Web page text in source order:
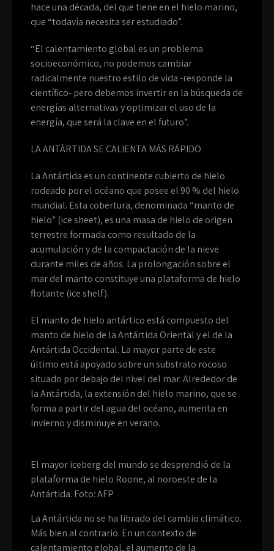
hace una década, del que tiene en el hielo marino,
que “todavía necesita ser estudiado”.
“El calentamiento global es un problema
socioeconómico, no podemos cambiar
radicalmente nuestro estilo de vida -responde la
científico- pero debemos invertir en la búsqueda de
energías alternativas y optimizar el uso de la
energía, que será la clave en el futuro”.
LA ANTÁRTIDA SE CALIENTA MÁS RÁPIDO
La Antártida es un continente cubierto de hielo
rodeado por el océano que posee el 90 % del hielo
mundial. Esta cobertura, denominada “manto de
hielo” (ice sheet), es una masa de hielo de origen
terrestre formada como resultado de la
acumulación y de la compactación de la nieve
durante miles de años. La prolongación sobre el
mar del manto constituye una plataforma de hielo
flotante (ice shelf).
El manto de hielo antártico está compuesto del
manto de hielo de la Antártida Oriental y el de la
Antártida Occidental. La mayor parte de este
último está apoyado sobre un substrato rocoso
situado por debajo del nivel del mar. Alrededor de
la Antártida, la extensión del hielo marino, que se
forma a partir del agua del océano, aumenta en
invierno y disminuye en verano.
El mayor iceberg del mundo se desprendió de la
plataforma de hielo Roone, al noroeste de la
Antártida. Foto: AFP
La Antártida no se ha librado del cambio climático.
Más bien al contrario. En un contexto de
calentamiento global, el aumento de la